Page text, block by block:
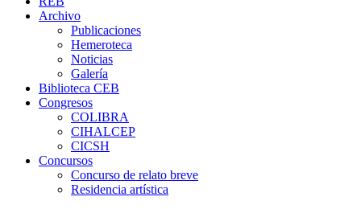
Archivo
Publicaciones
Hemeroteca
Noticias
Galería
Biblioteca CEB
Congresos
COLIBRA
CIHALCEP
CICSH
Concursos
Concurso de relato breve
Residencia artística